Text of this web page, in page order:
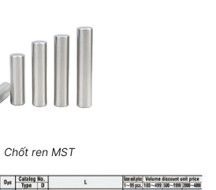
Chốt ren MST